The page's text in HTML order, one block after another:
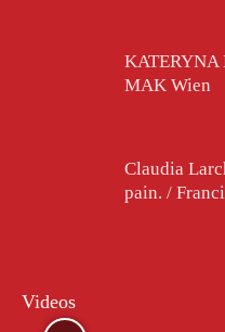
KATERYNA
MAK Wien
Claudia
pain. /
Videos